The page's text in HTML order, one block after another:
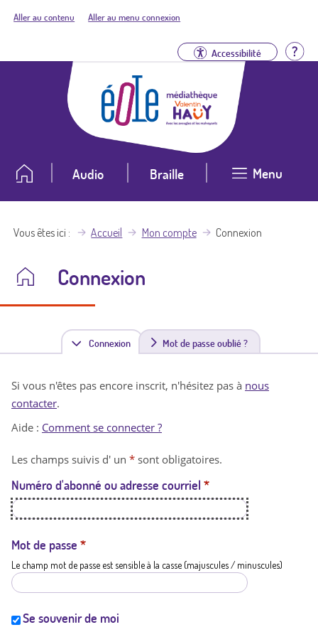
Aller au contenu Aller au menu connexion
Accessibilité
Audio Braille Menu
Vous êtes ici Accueil Mon compte Connexion
Connexion
Connexion(
n
t
a
t
i
Mot de passe oublié ?
Si vous n'êtes pas encore inscrit, n'hésitez pas à nous
contacter.
Aide : Comment se connecter ?
Les champs suivis d' un * sont obligatoires.
Numéro d'abonné ou adresse courriel *
Mot de passe *
Le champ mot de passe est sensible à la casse (majuscules / minuscules)
Se souvenir de moi